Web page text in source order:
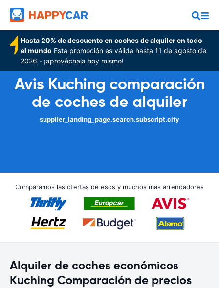
Hasta 20% de descuento en coches de alquiler en todo
el mundo Esta promoción es válida hasta 11 de agosto de
2026 - ¡aprovéchala hoy mismo!
Avis Kuching comparación
de coches de alquiler
supplier_landing_page.search.subscript.city
Comparamos las ofertas de esos y muchos más arrendadores
Alquiler de coches económicos
Kuching Comparación de precios